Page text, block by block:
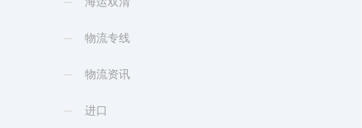
物流专线
物流资讯
进口